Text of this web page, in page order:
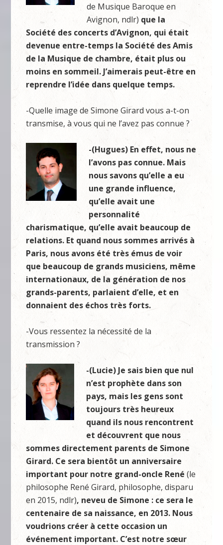
de Musique Baroque en
Avignon, ndlr) que la
Société des concerts d’Avignon, qui était
devenue entre-temps la Société des Amis
de la Musique de chambre, était plus ou
moins en sommeil. J’aimerais peut-être en
reprendre l’idée dans quelque temps.
-Quelle image de Simone Girard vous a-t-on
transmise, à vous qui ne l’avez pas connue ?
-(Hugues) En effet, nous ne
l’avons pas connue. Mais
nous savons qu’elle a eu
une grande influence,
qu’elle avait une
personnalité
charismatique, qu’elle avait beaucoup de
relations. Et quand nous sommes arrivés à
Paris, nous avons été très émus de voir
que beaucoup de grands musiciens, même
internationaux, de la génération de nos
grands-parents, parlaient d’elle, et en
donnaient des échos très forts.
-Vous ressentez la nécessité de la
transmission ?
-(Lucie) Je sais bien que nul
n’est prophète dans son
pays, mais les gens sont
toujours très heureux
quand ils nous rencontrent
et découvrent que nous
sommes directement parents de Simone
Girard. Ce sera bientôt un anniversaire
important pour notre grand-oncle René(le
philosophe René Girard, philosophe, disparu
en 2015, ndlr), neveu de Simone : ce sera le
centenaire de sa naissance, en 2013. Nous
voudrions créer à cette occasion un
événement important. C’est notre sœur